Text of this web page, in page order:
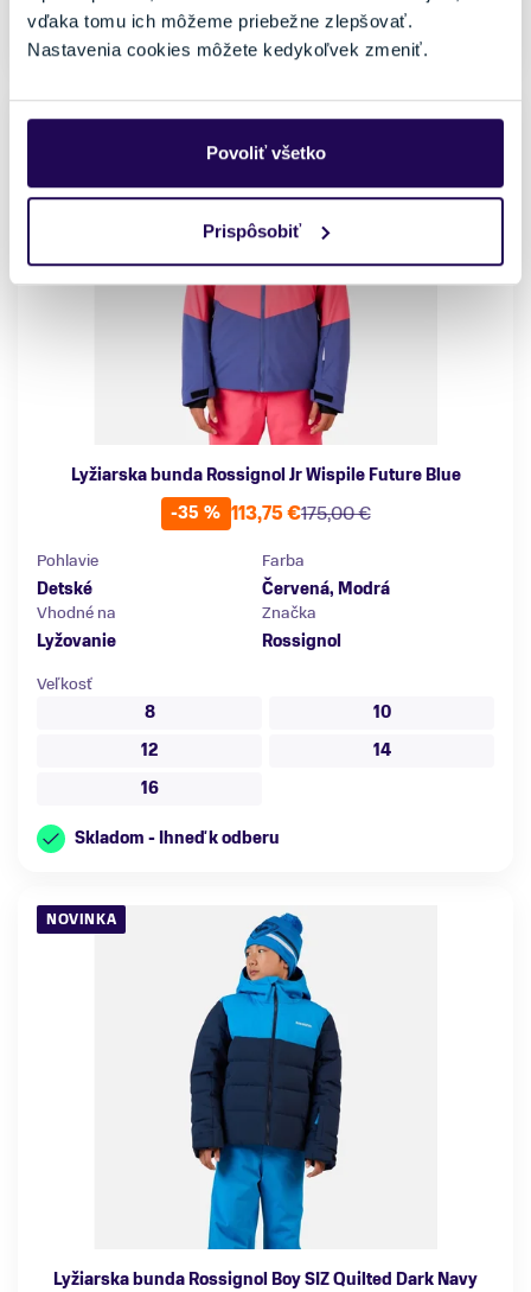
vďaka tomu ich môžeme priebežne zlepšovať.
Nastavenia cookies môžete kedykoľvek zmeniť.
Povoliť všetko
Prispôsobiť
Posledný kus skladom
Lyžiarska bunda Rossignol Jr Wispile Future Blue
-35 %
175,00 €
113,75 €
Pohlavie
Detské
Farba
Červená, Modrá
Vhodné na
Lyžovanie
Značka
Rossignol
Veľkosť
8
10
12
14
16
Skladom - Ihneď k odberu
NOVINKA
Lyžiarska bunda Rossignol Boy SIZ Quilted Dark Navy